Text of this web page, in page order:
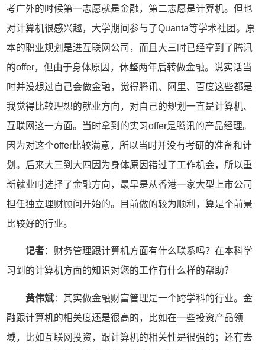
考广外的时候第一志愿就是金融，第二志愿是计算机。但也
对计算机很感兴趣，大学期间参与了Quanta等学术社团。原
本的职业规划是进互联网公司，而且大三时已经拿到了腾讯
的offer，但由于身体原因，休整两年后转做金融。说实话当
时并没想过自己会做金融，觉得腾讯、阿里、百度这些都是
我觉得比较理想的就业方向，对自己的规划一直是计算机、
互联网这一方面。当时拿到的实习offer是腾讯的产品经理。
因为对这个offer比较满意，所以当时并没有考研的准备和计
划。后来大三到大四因为身体原因错过了工作机会，所以重
新就业时选择了金融方向，最早是从香港一家大型上市公司
担任独立理财顾问开始的。目前做的较为顺利，算是个前景
比较好的行业。
记者：财务管理跟计算机方面有什么联系吗？在本科学
习到的计算机方面的知识对您的工作有什么样的帮助？
黄伟斌：其实做金融财富管理是一个跨学科的行业。金
融跟计算机的相关度还是很高的，比如在一些投资产品领
域，比如互联网投资，跟计算机的相关性是很强的；还有去